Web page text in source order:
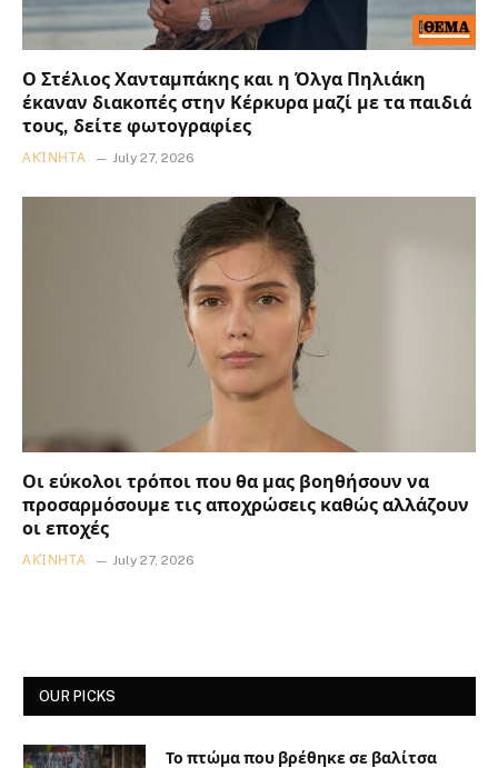
Ο Στέλιος Χανταμπάκης και η Όλγα Πηλιάκη
έκαναν διακοπές στην Κέρκυρα μαζί με τα παιδιά
τους, δείτε φωτογραφίες
ΑΚΊΝΗΤΑ July 27, 2026
Οι εύκολοι τρόποι που θα μας βοηθήσουν να
προσαρμόσουμε τις αποχρώσεις καθώς αλλάζουν
οι εποχές
ΑΚΊΝΗΤΑ July 27, 2026
OUR PICKS
Το πτώμα που βρέθηκε σε βαλίτσα